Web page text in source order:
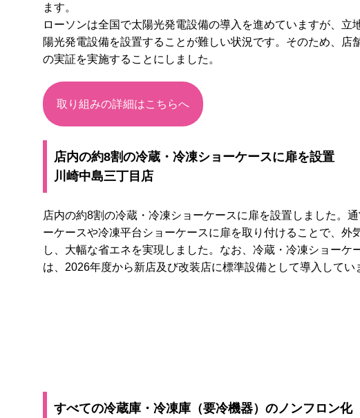
ます。
ローソンは全国で太陽光発電設備の導入を進めていますが、
陽光発電設備を設置することが難しい状況です。そのため、
の実証を実施することにしました。
取り組みの詳細はこちらへ
店内の約8割の冷蔵・冷凍ショーケースに扉を設置
川崎中島三丁目店
店内の約8割の冷蔵・冷凍ショーケースに扉を設置しました。
ーケースや冷凍平台ショーケースに扉を取り付けることで、外
し、大幅な省エネを実現しました。なお、冷蔵・冷凍ショーケ
は、2026年度から新店及び改装店に標準設備として導入してい
すべての冷蔵庫・冷凍庫（要冷機器）のノンフロン化